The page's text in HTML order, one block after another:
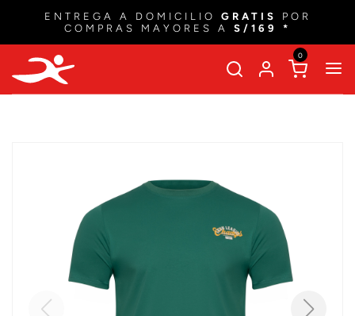
ENTREGA A DOMICILIO GRATIS
POR
COMPRAS MAYORES A S/169 *
0